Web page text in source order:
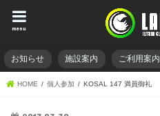
menu
お知らせ 施設案内 ご利用案内
HOME 個人参加 KOSAL 147 満員御礼